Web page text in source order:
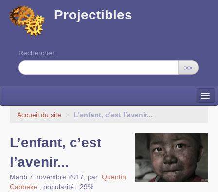
Projectibles
Rechercher :
>>
La ruche
Accueil du site > L’enfant, c’est l’avenir...
L’enfant, c’est
l’avenir...
Mardi 7 novembre 2017 par Quentin
Cabbeke
popularité : 29%